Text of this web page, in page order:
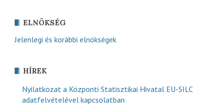
ELNÖKSÉG
Jelenlegi és korábbi elnökségek
HÍREK
Nyilatkozat a Központi Statisztikai Hivatal EU-SILC
adatfelvételével kapcsolatban